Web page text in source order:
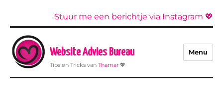
Stuur me een berichtje via Instagram 💖
Website Advies Bureau
Tips en Tricks vanThamar 💖
Menu